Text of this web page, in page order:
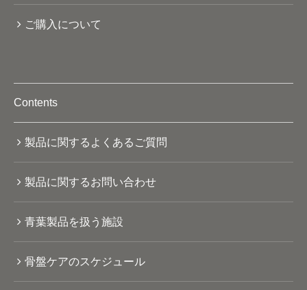
ご購入について
Contents
製品に関するよくあるご質問
製品に関するお問い合わせ
青葉製品を扱う施設
骨盤ケアのスケジュール